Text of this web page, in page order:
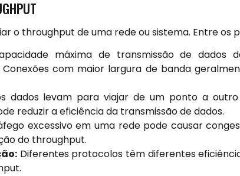
o throughput de uma rede ou sistema. Entre os
máxima de transmissão de dados
com maior largura de banda
dados levam para viajar de um ponto a
reduzir a eficiência da transmissão de dados.
excessivo em uma rede pode causar
do throughput.
Diferentes protocolos têm diferentes